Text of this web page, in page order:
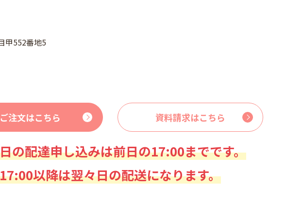
甲552番地5
ご注文はこちら 資料請求はこちら
の配達申し込みは前日の17:00までです。
17:00以降は翌々日の配送になります。